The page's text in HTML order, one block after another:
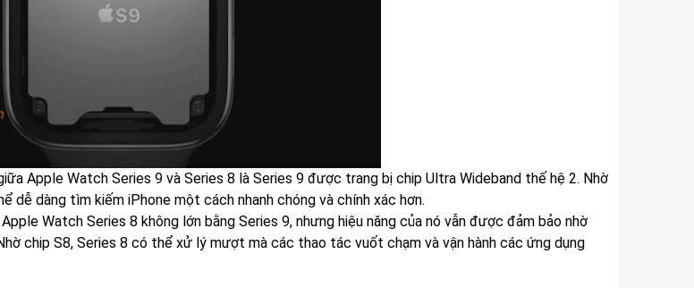
Apple Watch Series 9 và Series 8 là Series 9 được trang bị chip Ultra Wideband thế hệ 2. Nhờ
dễ dàng tìm kiếm iPhone một cách nhanh chóng và chính xác hơn.
Watch Series 8 không lớn bằng Series 9, nhưng hiệu năng của nó vẫn được đảm bảo nhờ
chip S8, Series 8 có thể xử lý mượt mà các thao tác vuốt chạm và vận hành các ứng dụng